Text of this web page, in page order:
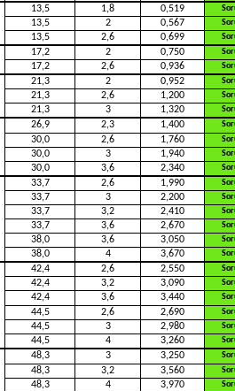
13,5 1,8 0,519
13,5 2 0,567
13,5 2,6 0,699
17,2 2 0,750
17,2 2,6 0,936
21,3 2 0,952
21,3 2,6 1,200
21,3 3 1,320
26,9 2,3 1,400
30,0 2,6 1,760
30,0 3 1,940
30,0 3,6 2,340
33,7 2,6 1,990
33,7 3 2,200
33,7 3,2 2,410
33,7 3,6 2,670
38,0 3,6 3,050
38,0 4 3,670
42,4 2,6 2,550
42,4 3,2 3,090
42,4 3,6 3,440
44,5 2,6 2,690
44,5 3 2,980
44,5 4 3,260
48,3 3 3,250
48,3 3,2 3,560
48,3 4 3,970